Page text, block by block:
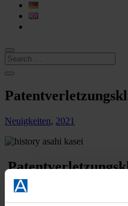
Neuigkeiten, 2021
Corporation
Intellectual